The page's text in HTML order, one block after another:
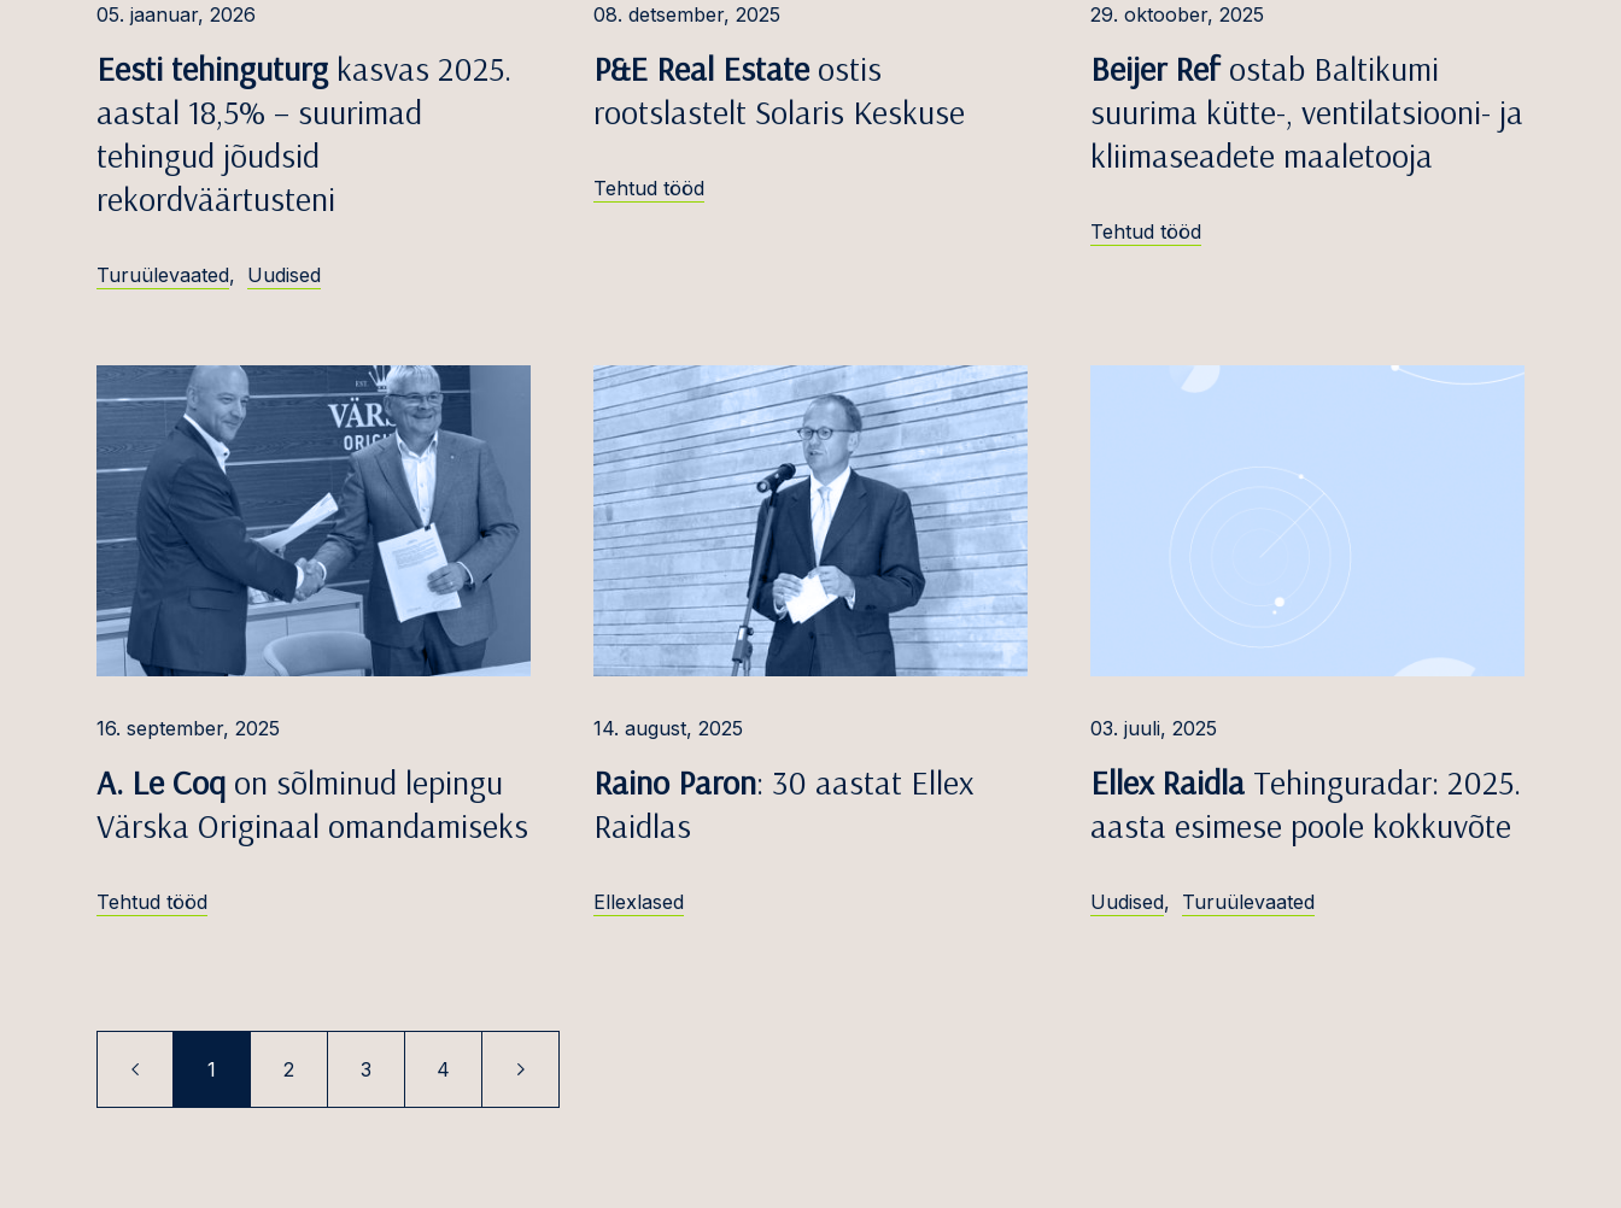
Risto Vahimets
küberturvalisus ja IT õigus
Energeetika ja taristu
Intellektuaalomand
Planeeringud ja
kinnisvaraarendus
Riigihanked ja PPP
projektid
Maksuõigus
Tehnoloogia, meedia ja
telekommunikatsioon
05. jaanuar, 2026
Eesti tehinguturg kasvas 2025.
aastal 18,5% – suurimad
tehingud jõudsid
rekordväärtusteni
Turuülevaated, Uudised
08. detsember, 2025
P&E Real Estateostis
rootslastelt Solaris Keskuse
Tehtud tööd
29. oktoober, 2025
Beijer Refostab Baltikumi
suurima kütte-, ventilatsiooni- ja
kliimaseadete maaletooja
Tehtud tööd
16. september, 2025
A. Le Coq on sõlminud lepingu
Värska Originaal omandamiseks
Tehtud tööd
14. august, 2025
Raino Paron: 30 aastat Ellex
Raidlas
Ellexlased
03. juuli, 2025
Ellex Raidla Tehinguradar: 2025.
aasta esimese poole kokkuvõte
Uudised, Turuülevaated
1 2 3 4